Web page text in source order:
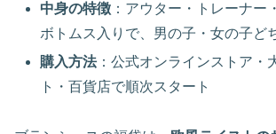
中身の特徴 ：アウター・トレーナー
ボトムス入りで、男の子・女の子ど
購入方法：公式オンラインストア・
ト・百貨店で順次スタート